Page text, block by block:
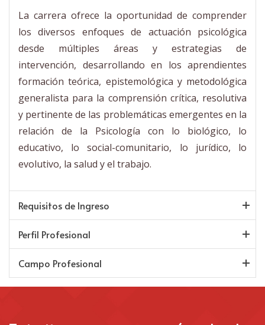
La carrera ofrece la oportunidad de comprender
los diversos enfoques de actuación psicológica
desde múltiples áreas y estrategias de
intervención, desarrollando en los aprendientes
formación teórica, epistemológica y metodológica
generalista para la comprensión crítica, resolutiva
y pertinente de las problemáticas emergentes en la
relación de la Psicología con lo biológico, lo
educativo, lo social-comunitario, lo jurídico, lo
evolutivo, la salud y el trabajo.
Requisitos de Ingreso
Perfil Profesional
Campo Profesional